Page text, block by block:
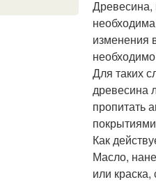
Древесина,
изменения
Для таких
древесина
пропитать
Как
Масло,
или